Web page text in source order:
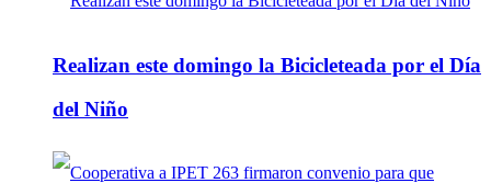
Realizan este domingo la Bicicleteada por el Día
del Niño